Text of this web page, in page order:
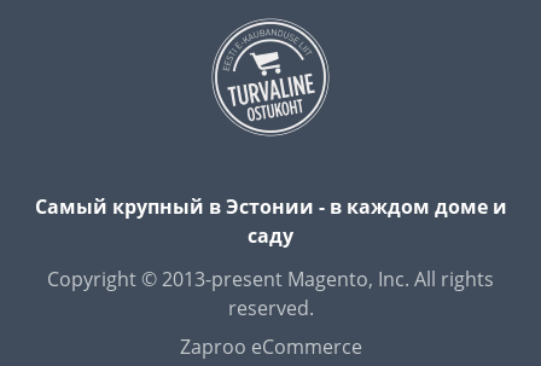
Самый крупный в Эстонии - в каждом доме и
саду
Copyright © 2013-present Magento, Inc. All rights
reserved.
Zaproo eCommerce